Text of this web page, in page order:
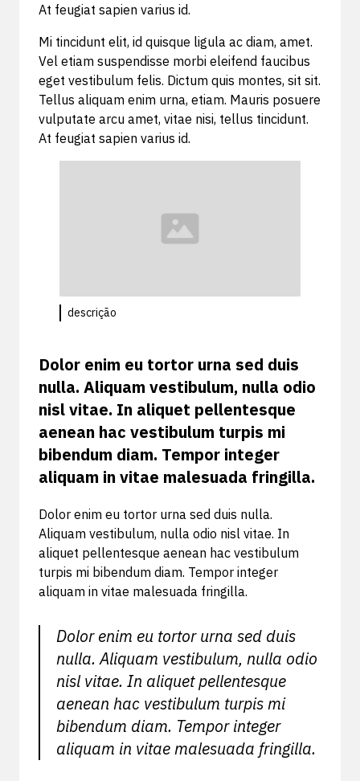
At feugiat sapien varius id.
Mi tincidunt elit, id quisque ligula ac diam, amet.
Vel etiam suspendisse morbi eleifend faucibus
eget vestibulum felis. Dictum quis montes, sit sit.
Tellus aliquam enim urna, etiam. Mauris posuere
vulputate arcu amet, vitae nisi, tellus tincidunt.
At feugiat sapien varius id.
descrição
Dolor enim eu tortor urna sed duis
nulla. Aliquam vestibulum, nulla odio
nisl vitae. In aliquet pellentesque
aenean hac vestibulum turpis mi
bibendum diam. Tempor integer
aliquam in vitae malesuada fringilla.
Dolor enim eu tortor urna sed duis nulla.
Aliquam vestibulum, nulla odio nisl vitae. In
aliquet pellentesque aenean hac vestibulum
turpis mi bibendum diam. Tempor integer
aliquam in vitae malesuada fringilla.
Dolor enim eu tortor urna sed duis
nulla. Aliquam vestibulum, nulla odio
nisl vitae. In aliquet pellentesque
aenean hac vestibulum turpis mi
bibendum diam. Tempor integer
aliquam in vitae malesuada fringilla.